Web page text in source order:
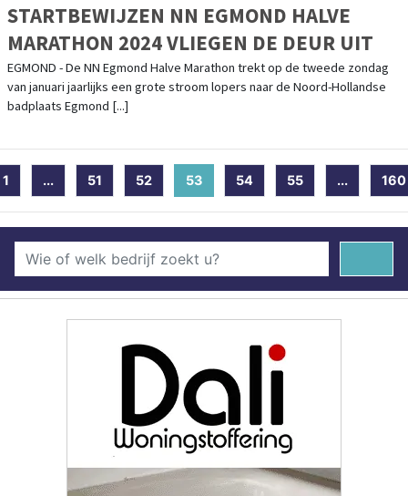
STARTBEWIJZEN NN EGMOND HALVE
MARATHON 2024 VLIEGEN DE DEUR UIT
EGMOND - De NN Egmond Halve Marathon trekt op de tweede zondag
van januari jaarlijks een grote stroom lopers naar de Noord-Hollandse
badplaats Egmond [...]
1 ... 51 52 53(current)
54 55 ... 160